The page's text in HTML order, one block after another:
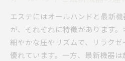
エステにはオールハンドと最新
が、それぞれに特徴があります
細やかな圧やリズムで、リラク
優れています。一方、最新機器は